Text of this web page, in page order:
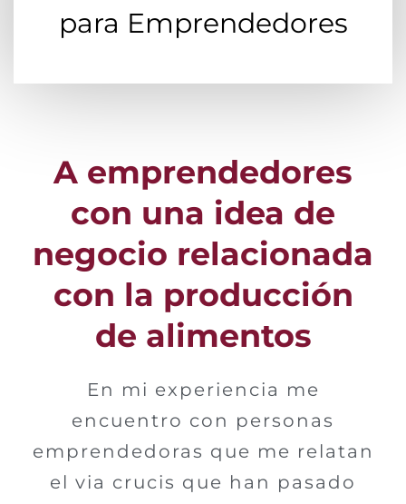
para Emprendedores
A emprendedores
con una idea de
negocio relacionada
con la producción
de alimentos
En mi experiencia me
encuentro con personas
emprendedoras que me relatan
el via crucis que han pasado